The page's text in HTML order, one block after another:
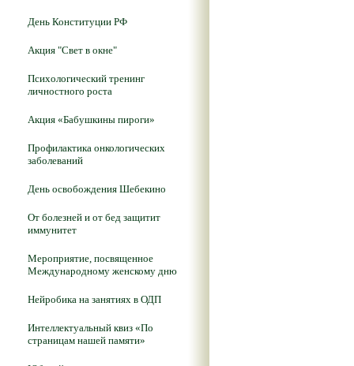
День Конституции РФ
Акция "Свет в окне"
Психологический тренинг
личностного роста
Акция «Бабушкины пироги»
Профилактика онкологических
заболеваний
День освобождения Шебекино
От болезней и от бед защитит
иммунитет
Мероприятие, посвященное
Международному женскому дню
Нейробика на занятиях в ОДП
Интеллектуальный квиз «По
страницам нашей памяти»